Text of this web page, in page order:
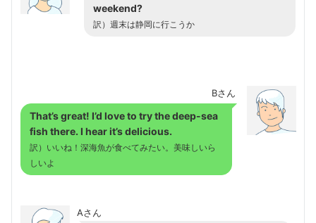
weekend?
訳）週末は静岡に行こうか
Bさん
That’s great! I’d love to try the deep-sea
fish there. I hear it’s delicious.
訳）いいね！深海魚が食べてみたい。美味しいら
しいよ
Aさん